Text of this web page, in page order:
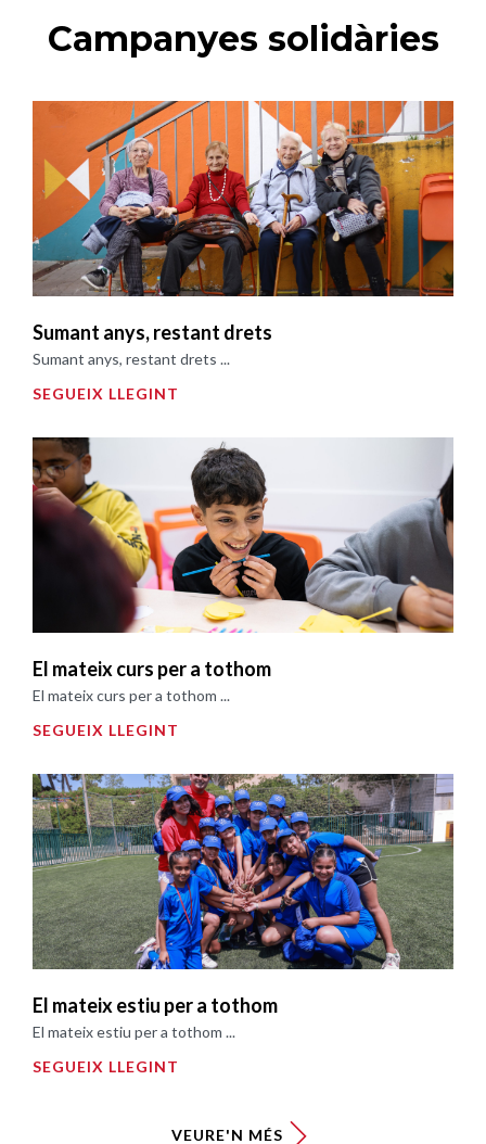
Campanyes solidàries
Sumant anys, restant drets
Sumant anys, restant drets ...
SEGUEIX LLEGINT
El mateix curs per a tothom
El mateix curs per a tothom ...
SEGUEIX LLEGINT
El mateix estiu per a tothom
El mateix estiu per a tothom ...
SEGUEIX LLEGINT
VEURE'N MÉS